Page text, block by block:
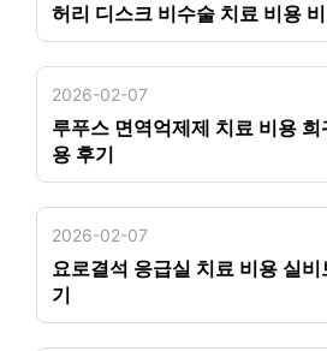
허리 디스크 비수술 치료 비용
2026-02-07
루푸스 면역억제제 치료 비용
용 후기
2026-02-07
요로결석 응급실 치료 비용 실
기